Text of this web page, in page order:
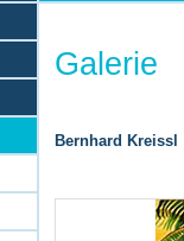
Galerie
Bernhard Kreissl